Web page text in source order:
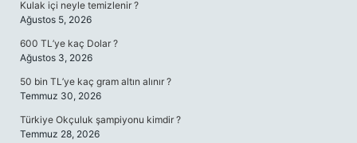
Kulak içi neyle temizlenir ?
Ağustos 5, 2026
600 TL’ye kaç Dolar ?
Ağustos 3, 2026
50 bin TL’ye kaç gram altın alınır ?
Temmuz 30, 2026
Türkiye Okçuluk şampiyonu kimdir ?
Temmuz 28, 2026